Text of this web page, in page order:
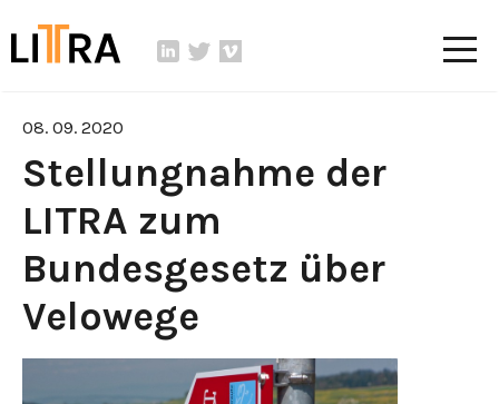
08. 09. 2020
Stellungnahme der
LITRA zum
Bundesgesetz über
Velowege